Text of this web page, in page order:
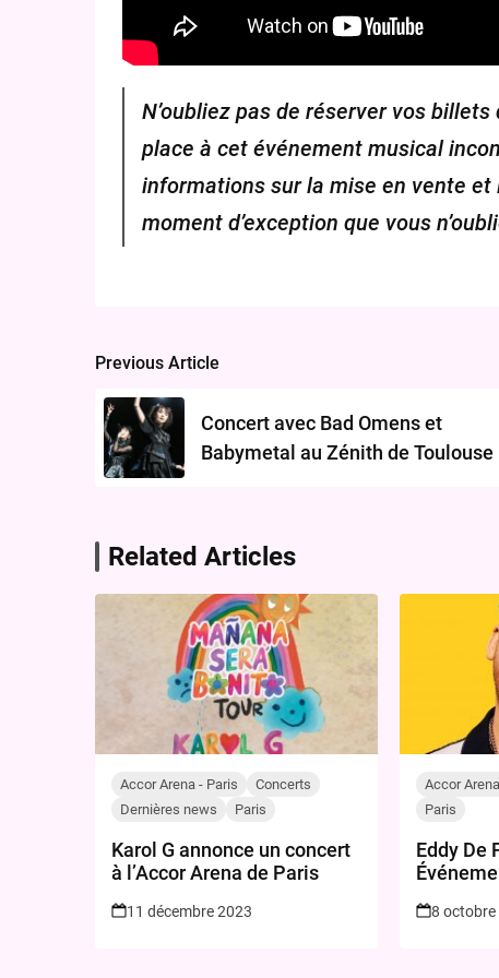
N’oubliez pas de réserver vos
place à cet événement musical
informations sur la mise en vente et
moment d’exception que vous
Post
navigation
Previous Article
Concert avec Bad Omens et
Babymetal au Zénith de Toulouse
Related Articles
Accor Arena - Paris
Concerts
Dernières news
Paris
Karol G annonce un concert
à l’Accor Arena de Paris
11 décembre 2023
Accor
Paris
Eddy De
8 octobre